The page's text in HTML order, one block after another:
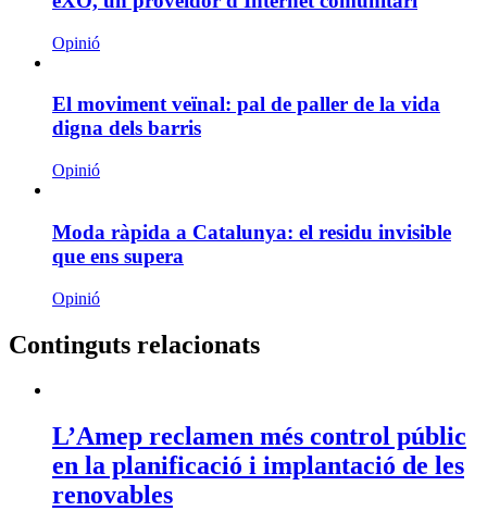
Opinió
El moviment veïnal: pal de paller de la vida
digna dels barris
Opinió
Moda ràpida a Catalunya: el residu invisible
que ens supera
Opinió
Continguts relacionats
L’Amep reclamen més control públic
en la planificació i implantació de les
renovables